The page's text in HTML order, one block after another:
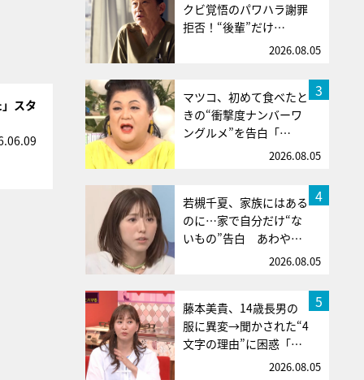
スタ
クビ覚悟のパワハラ謝罪
拒否！“後輩”だけ…
2026.08.05
3
マツコ、初めて食べたと
きの“衝撃度ナンバーワ
ングルメ”を告白「…
2026.08.05
4
若槻千夏、家族にはある
のに…家で自分だけ“な
いもの”告白 あわや…
2026.08.05
5
藤本美貴、14歳長男の
服に異変→聞かされた“4
文字の理由”に困惑「…
2026.08.05